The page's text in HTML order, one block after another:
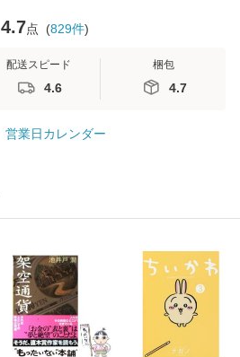
4.7点 (829件)
配送スピード
4.6
梱包
4.7
営業日カレンダー